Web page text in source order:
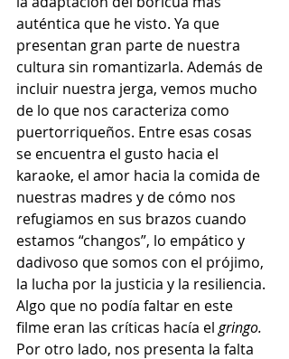
auténtica que he visto. Ya que
presentan gran parte de nuestra
cultura sin romantizarla. Además de
incluir nuestra jerga, vemos mucho
de lo que nos caracteriza como
puertorriqueños. Entre esas cosas
se encuentra el gusto hacia el
karaoke, el amor hacia la comida de
nuestras madres y de cómo nos
refugiamos en sus brazos cuando
estamos “changos”, lo empático y
dadivoso que somos con el prójimo,
la lucha por la justicia y la resiliencia.
Algo que no podía faltar en este
filme eran las críticas hacía el gringo.
Por otro lado, nos presenta la falta